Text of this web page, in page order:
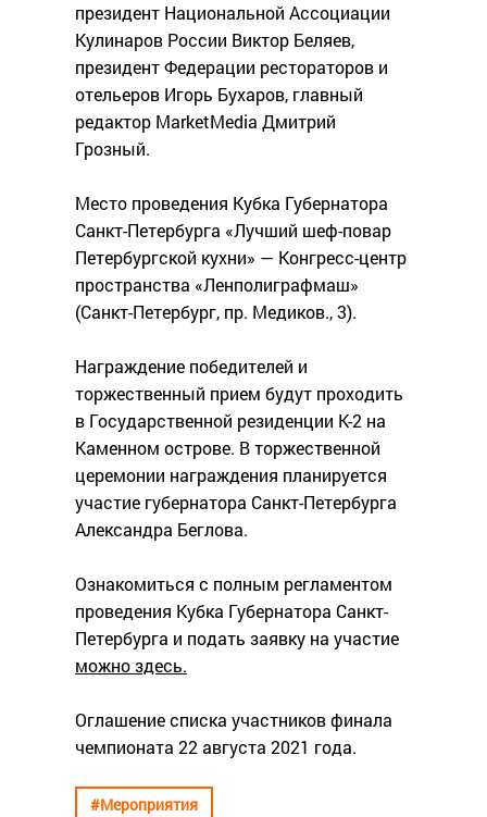
президент Национальной Ассоциации
Кулинаров России Виктор Беляев,
президент Федерации рестораторов и
отельеров Игорь Бухаров, главный
редактор MarketMedia Дмитрий
Грозный.
Место проведения Кубка Губернатора
Санкт-Петербурга «Лучший шеф-повар
Петербургской кухни» — Конгресс-центр
пространства «Ленполиграфмаш»
(Санкт-Петербург, пр. Медиков., 3).
Награждение победителей и
торжественный прием будут проходить
в Государственной резиденции К-2 на
Каменном острове. В торжественной
церемонии награждения планируется
участие губернатора Санкт-Петербурга
Александра Беглова.
Ознакомиться с полным регламентом
проведения Кубка Губернатора Санкт-
Петербурга и подать заявку на участие
можно здесь.
Оглашение списка участников финала
чемпионата 22 августа 2021 года.
#Мероприятия